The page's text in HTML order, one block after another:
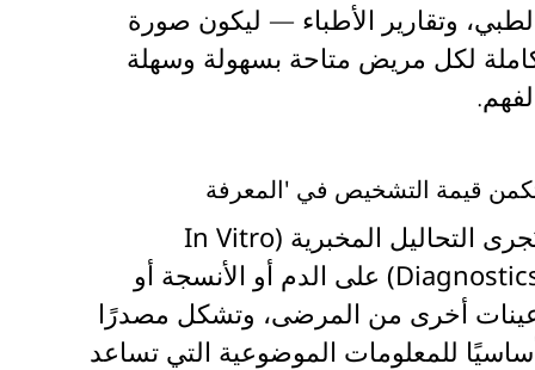
وتقارير الأطباء — ليكون صورة
لكل مريض متاحة بسهولة وسهلة
.
قيمة التشخيص في 'المعرفة
التحاليل المخبرية (In Vitro
على الدم أو الأنسجة أو
أخرى من المرضى، وتشكل مصدرًا
للمعلومات الموضوعية التي تساعد